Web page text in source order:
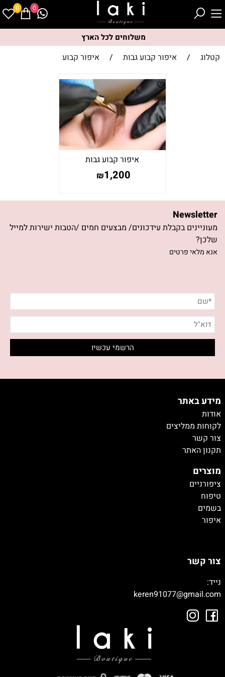
משלוחים לכל הארץ
0 0
קטלוג / איפור קבוע גבות / איפור קבוע
איפור קבוע גבות
₪1,200
Newsletter
מעוניינים בקבלת עידכונים/ מבצעים חמים /הטבות ישירות למייל
שלכן?
אנא מלאי פרטים
מידע באתר
אודות
לקוחות ממליצים
צור קשר
תקנון האתר
מוצרים
ציפורניים
טיפוח
בשמים
איפור
צור קשר
נייד:
keren91077@gmail.com